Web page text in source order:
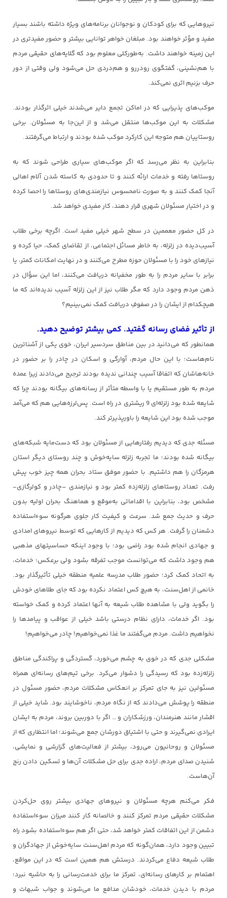
نیروهایی که برای کودکان و نوجوانان برنامه‌های ویژه داشته باشند بسیار
مفید و مؤثر خواهند بود. مبلغان خواهر توانایی بیشتر و حضور مفیدتری در
این زمینه خواهند داشت. به‌طورکلی معلوم بود که گلایه‌های حقیقی مردم
با هم‌نشینی، گفتگوی رودررو و هم‌دردی حل می‌شود ولی وقتی از دور
حرف بزنیم اثری نمی‌کند.
موکب‌های پذیرایی که در اماکن تجمع دایر می‌شدند خیلی اثرگذار بودند.
مشکلات به این موکب‌ها منتقل می‌شد و از این‌جا به مسئولان. برخی
روستاییان هم متوجه این کارکرد موکب شده بودند و ارتباط می‌گرفتند.
بنابراین به نظر می‌رسد که اگر موکب‌های سیاری طراحی شوند که به
روستاها رفته و خدمات ارائه کنند و تا حدودی به کاسته شدن آلام اهالی
آنجا کمک کنند و به صورت نامحسوس نیازمندی‌های روستاها را احصا کرده
و در اختیار مسئولان شهری قرار دهند، کار مفیدی خواهد شد.
در کل حضور معممین در سطح شهر خیلی مفید است. اگرچه برخی طلاب
آسیب‌دیده در زلزله، به خاطر مسائل اجتماعی، از تقاضای کمک، حیا کرده و
نیاز‌های خود را با مسئولان حوزه مطرح می‌کنند و در نهایت امکانات کمتر، یا
برابر با سایر مردم را به طور مخفیانه دریافت می‌کنند، اما این سؤال در
ذهن مردم وجود دارد که مگر طلاب نیز از این زلزله آسیب‌ ندیده‌اند که ما
هیچکدام از ایشان را در صفوفِ دریافت کمک نمی‌بینیم؟
از تأثیر فضای رسانه گفتید. کمی بیشتر توضیح دهید.
همانطور که می‌دانید در بین مناطق سردسیر ایران، خوی یکی از آشناترین
نام‌هاست؛ با این حال مردم، آوارگی و اسکان در چادر را بر حضور در
خانه‌هاشان که اتفاقا آسیب چندانی ندیده بودند ترجیح می‌دادند زیرا عمده
مردم به طور مستقیم یا با واسطه متأثر از رسانه‌های بیگانه‌ بودند چرا که
شایعه شده بود زلزله‌ای 9 ریشتری در راه است. پس‌لرزه‌هایی هم که می‌آمد
موجب شده بود این شایعه را باورپذیرتر کند.
مسئله جدی که دیدیم رفتارهایی از مسئولان بود که دست‌مایه شبکه‌های
بیگانه شده بودند؛ ما تجربه زلزله سایه‌خوش و چند روستای دیگر استان
هرمزگان را هم داشتیم. با حضور موفق ستاد بحران همه چیز خوب پیش
رفت. تعداد روستاهای زلزله‌زده کمتر بود و نیازمندی –چادر و کولرگازی-
مشخص بود، بنابراین با اقداماتی به‌موقع و هماهنگ بحران اولیه بدون
حرف و حدیث جمع شد. سرعت و کیفیت کار جلوی هرگونه سوءاستفاده
دشمنان را گرفت. هر کس که دیدیم از کارهایی که توسط نیروهای امدادی
و جهادی انجام شده بود راضی بود؛ با وجود اینکه حساسیتهای مذهبی
هم وجود داشت که می‌توانست موجب تفرقه بشود ولی برعکس؛ خدمات،
به اتحاد کمک کرد؛ حضور طلاب مدرسه علمیه منطقه خیلی تأثیرگذار بود.
خانمی از اهل‌سنت، به هیچ کس اعتماد نکرده بود که جای طلاهای خودش
را بگوید ولی با مشاهده طلاب شیعه به آنها اعتماد کرده و کمک خواسته
بود. اگر خدمات، دارای نظام درستی باشد خیلی از عواقب و پیامدها را
نخواهیم داشت. مردم می‌گفتند ما غذا نمی‌خواهیم! چادر می‌خواهیم!
مشکلی جدی که در خوی به چشم می‌خورد، گستردگی و پراکندگی مناطق
زلزله‌زده بود که رسیدگی را دشوار می‌کرد. برخی تیم‌های رسانه‌ای همراه
مسئولین نیز به جای تمرکز بر انعکاس مشکلات مردم، حضور مسئول در
منطقه را پوشش می‌دادند که از نگاه‌ مردم، ناخوشایند بود. شاید خیلی از
اقشار مانند هنرمندان، ورزشکاران و … اگر با دوربین بروند، مردم به ایشان
ایرادی نمی‌گیرند و حتی با اشتیاق دورشان جمع می‌شوند؛ اما انتظاری که از
مسئولان و روحانیون می‌رود، بیشتر از فعالیت‌های گزارشی و نمایشی،
شنیدن صدای مردم، اراده جدی برای حل مشکلات آن‌ها و تسکین دادن رنج
آن‌هاست.
فکر می‌کنم هرچه مسئولان و نیروهای جهادی بیشتر روی حل‌کردن
مشکلات حقیقی مردم تمرکز کنند و خالصانه کار کنند میزان سوءاستفاده
دشمن از این اتفاقات کمتر خواهد شد، حتی اگر هم سوءاستفاده بشود راه
تبیین وجود دارد، همان‌گونه که مردم اهل‌سنت سایه‌خوش از جهادگران و
طلاب شیعه دفاع می‌کردند. درستش هم همین است که در این مواقع،
اهتمام بر کارهای رسانه‌ای، تمرکز ما برای خدمت‌رسانی را به حاشیه نبرد؛
مردم با دیدن خدمات، خودشان مدافع ما می‌شوند و جواب شبهات و